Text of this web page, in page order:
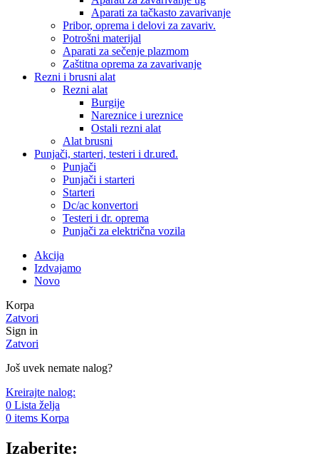
Aparati za tačkasto zavarivanje
Pribor, oprema i delovi za zavariv.
Potrošni materijal
Aparati za sečenje plazmom
Zaštitna oprema za zavarivanje
Rezni i brusni alat
Rezni alat
Burgije
Nareznice i ureznice
Ostali rezni alat
Alat brusni
Punjači, starteri, testeri i dr.uređ.
Punjači
Punjači i starteri
Starteri
Dc/ac konvertori
Testeri i dr. oprema
Punjači za električna vozila
Akcija
Izdvajamo
Novo
Korpa
Zatvori
Sign in
Zatvori
Još uvek nemate nalog?
Kreirajte nalog:
0 Lista želja
0 items Korpa
Izaberite: